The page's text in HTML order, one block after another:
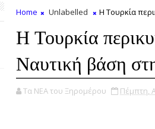
Home Unlabelled Η Τουρκία
Η Τουρκία
Ναυτική βάση
Τα ΝΕΑ του Ξηρομέρου Πέμπτη,